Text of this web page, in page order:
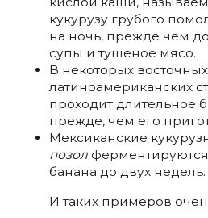
кукурузу грубого
на ночь, прежде чем
супы и тушеное мясо.
В некоторых
латиноамериканских
проходит длительное
прежде, чем его
Мексиканские
позолферментируются
банана до двух недель.
И таких примеров